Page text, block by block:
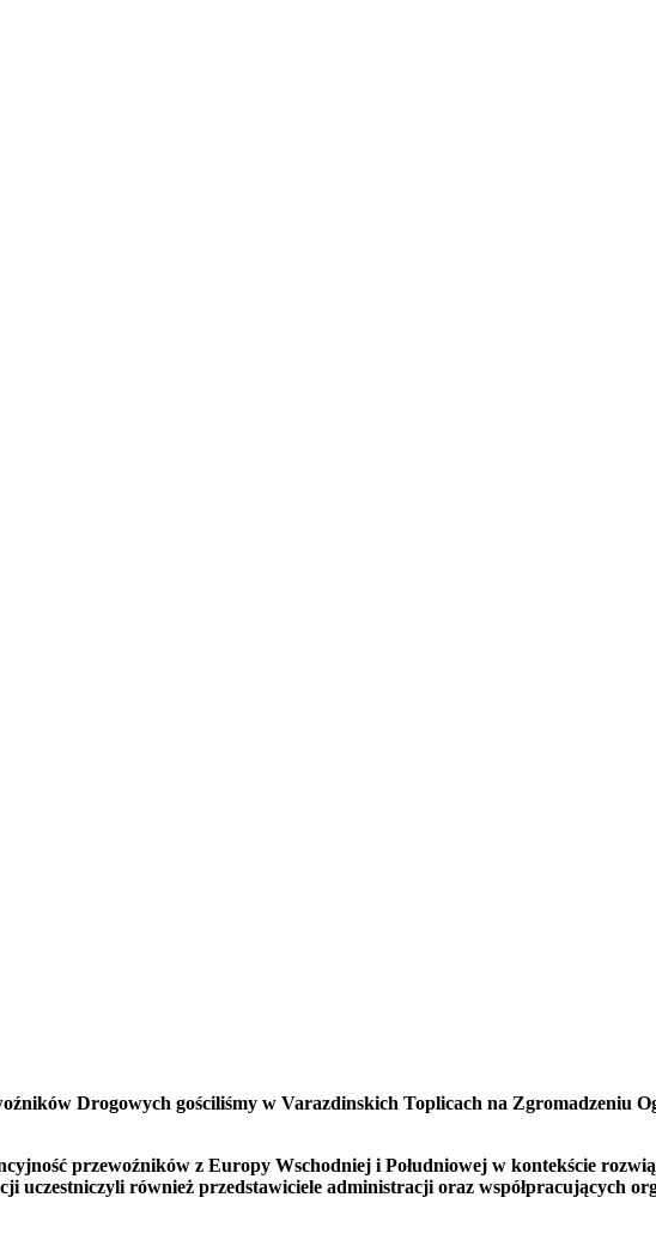
Drogowych gościliśmy w Varazdinskich Toplicach na Zgromadzeniu
przewoźników z Europy Wschodniej i Południowej w kontekście
uczestniczyli również przedstawiciele administracji oraz współpracujących